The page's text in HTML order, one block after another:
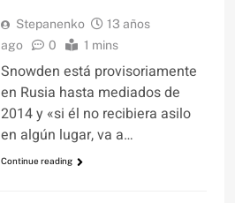
Stepanenko
13 años
ago
0 1 mins
Snowden está provisoriamente
en Rusia hasta mediados de
2014 y «si él no recibiera asilo
en algún lugar, va a…
Continue reading